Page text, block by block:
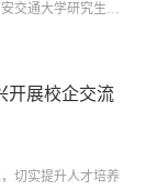
交通大学研究生院
一行表示热烈欢
培训成效寄予厚
开展校企交流
切实提升人才培养